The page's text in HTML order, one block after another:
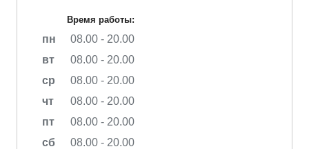
Время работы:
пн
08.00 - 20.00
вт
08.00 - 20.00
ср
08.00 - 20.00
чт
08.00 - 20.00
пт
08.00 - 20.00
сб
08.00 - 20.00